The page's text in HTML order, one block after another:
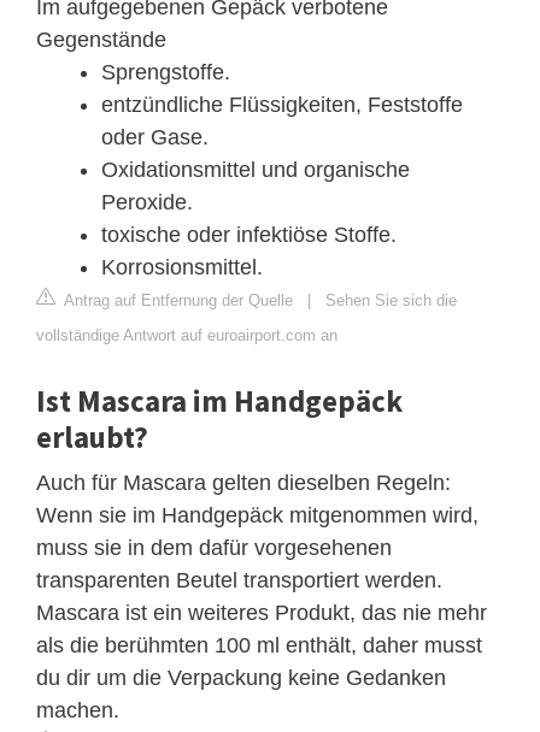
Im aufgegebenen Gepäck verbotene
Gegenstände
Sprengstoffe.
entzündliche Flüssigkeiten, Feststoffe
oder Gase.
Oxidationsmittel und organische
Peroxide.
toxische oder infektiöse Stoffe.
Korrosionsmittel.
Antrag auf Entfernung der Quelle | Sehen Sie sich die
vollständige Antwort auf euroairport.com an
Ist Mascara im Handgepäck
erlaubt?
Auch für Mascara gelten dieselben Regeln:
Wenn sie im Handgepäck mitgenommen wird,
muss sie in dem dafür vorgesehenen
transparenten Beutel transportiert werden.
Mascara ist ein weiteres Produkt, das nie mehr
als die berühmten 100 ml enthält, daher musst
du dir um die Verpackung keine Gedanken
machen.